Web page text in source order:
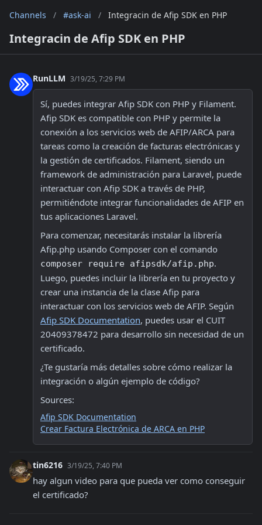
Channels / #ask-ai / Integracin de Afip SDK en PHP
Integracin de Afip SDK en PHP
RunLLM 3/19/25, 7:29 PM
Sí, puedes integrar Afip SDK con PHP y Filament.
Afip SDK es compatible con PHP y permite la
conexión a los servicios web de AFIP/ARCA para
tareas como la creación de facturas electrónicas y
la gestión de certificados. Filament, siendo un
framework de administración para Laravel, puede
interactuar con Afip SDK a través de PHP,
permitiéndote integrar funcionalidades de AFIP en
tus aplicaciones Laravel.
Para comenzar, necesitarás instalar la librería
composer require afipsdk/afip.php.
Luego, puedes incluir la librería en tu proyecto y
crear una instancia de la clase Afip para
Afip SDK Documentation, puedes usar el CUIT
20409378472 para desarrollo sin necesidad de un
certificado.
¿Te gustaría más detalles sobre cómo realizar la
integración o algún ejemplo de código?
Sources:
Afip SDK Documentation
Crear Factura Electrónica de ARCA en PHP
tin6216 3/19/25, 7:40 PM
hay algun video para que pueda ver como conseguir
el certificado?